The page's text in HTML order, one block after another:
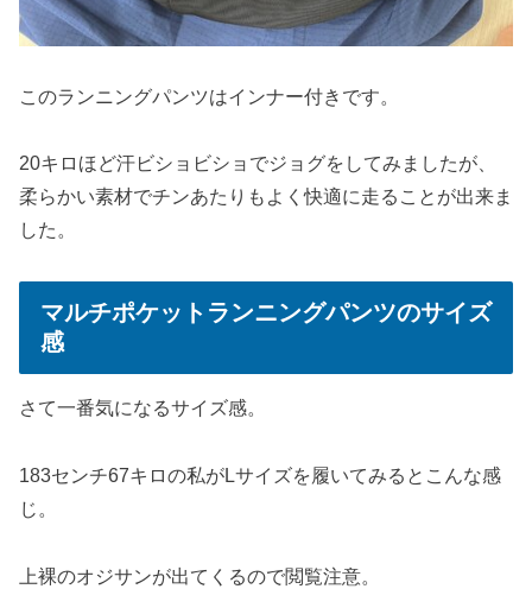
このランニングパンツはインナー付きです。
20キロほど汗ビショビショでジョグをしてみましたが、
柔らかい素材でチンあたりもよく快適に走ることが出来ま
した。
マルチポケットランニングパンツのサイズ
感
さて一番気になるサイズ感。
183センチ67キロの私がLサイズを履いてみるとこんな感
じ。
上裸のオジサンが出てくるので閲覧注意。